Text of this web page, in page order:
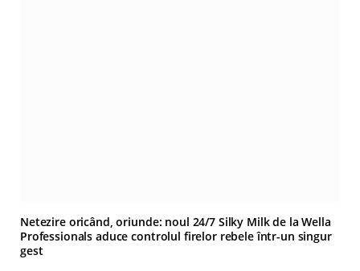
Netezire oricând, oriunde: noul 24/7 Silky Milk de la Wella
Professionals aduce controlul firelor rebele într-un singur
gest